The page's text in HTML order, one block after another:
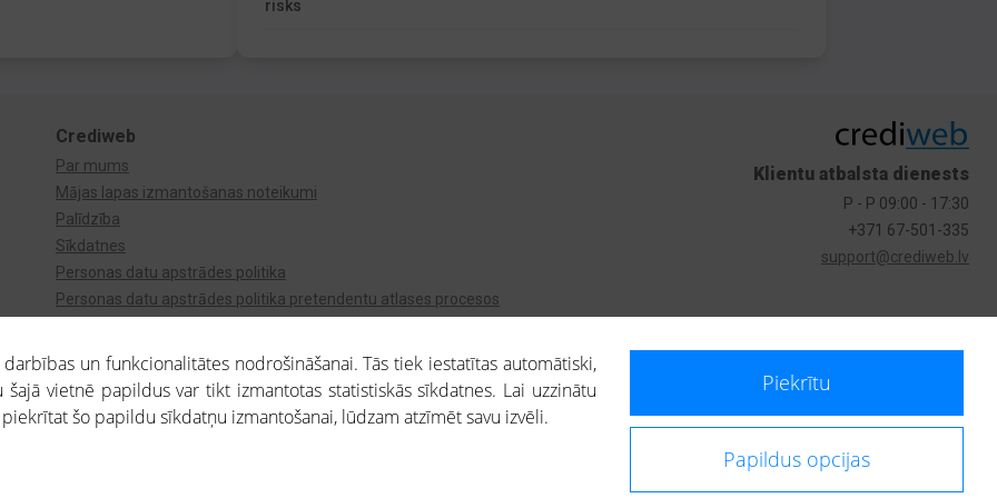
risks
Crediweb
Par mums
Mājas lapas izmantošanas noteikumi
Palīdzība
Sīkdatnes
Personas datu apstrādes politika
Personas datu apstrādes politika pretendentu atlases procesos
Klientu atbalsta dienests
P - P 09:00 - 17:30
+371 67-501-335
support@crediweb.lv
ietvaros saņemtajai informācijai ir uzziņas raksturs, un tai nav juridiska spēka. Portāla lietotājs, izmantojot portālā saņemto informāciju, ir atbildīgs par fizisko
un funkcionalitātes nodrošināšanai. Tās tiek iestatītas automātiski,
vietnē papildus var tikt izmantotas statistiskās sīkdatnes. Lai uzzinātu
piekrītat šo papildu sīkdatņu izmantošanai, lūdzam atzīmēt savu izvēli.
Piekrītu
Papildus opcijas